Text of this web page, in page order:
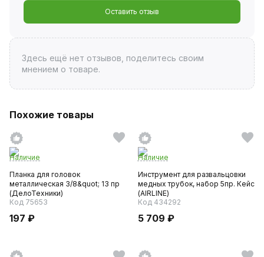
Оставить отзыв
Здесь ещё нет отзывов, поделитесь своим
мнением о товаре.
Похожие товары
Наличие
Планка для головок
металлическая 3/8&quot; 13 пр
(ДелоТехники)
Код 75653
197 ₽
Наличие
Инструмент для развальцовки
медных трубок, набор 5пр. Кейс
(AIRLINE)
Код 434292
5 709 ₽